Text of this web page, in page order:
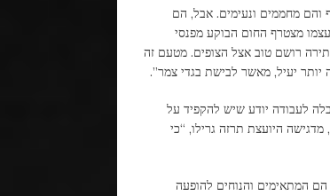
והם מחממים ונעימים. אבל, הם
מצטרף החום הבוקע מפנסי
רושם טוב אצל הצופים. מטעם זה
יותר יעיל, מאשר לבישת בגדי צמר”.
לעבודה יודע שיש להקפיד על
מדגישה היועצת תרזה גרילו, “כי
המתאימים והנוחים להופעה